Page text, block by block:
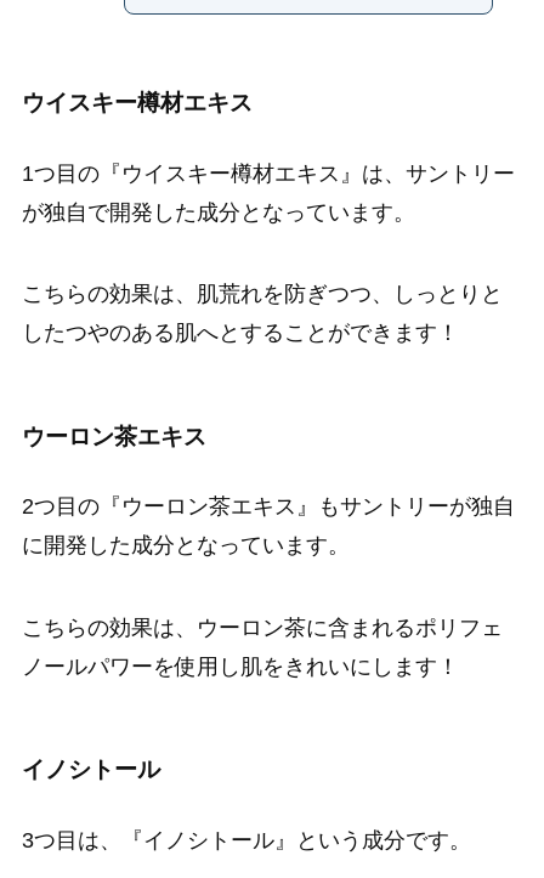
ウイスキー樽材エキス
1つ目の『ウイスキー樽材エキス』は、サントリー
が独自で開発した成分となっています。
こちらの効果は、肌荒れを防ぎつつ、しっとりと
したつやのある肌へとすることができます！
ウーロン茶エキス
2つ目の『ウーロン茶エキス』もサントリーが独自
に開発した成分となっています。
こちらの効果は、ウーロン茶に含まれるポリフェ
ノールパワーを使用し肌をきれいにします！
イノシトール
3つ目は、『イノシトール』という成分です。